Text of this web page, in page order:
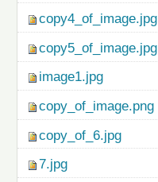
copy4_of_image.jpg
copy5_of_image.jpg
image1.jpg
copy_of_image.png
copy_of_6.jpg
7.jpg